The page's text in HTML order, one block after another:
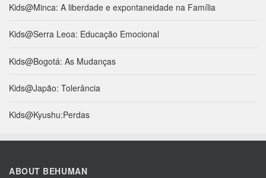
Kids@Minca: A liberdade e expontaneidade na Família
Kids@Serra Leoa: Educação Emocional
Kids@Bogotá: As Mudanças
Kids@Japão: Tolerância
Kids@Kyushu:Perdas
ABOUT BEHUMAN